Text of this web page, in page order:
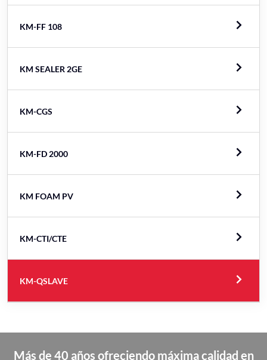
KM-FF 108
KM SEALER 2GE
KM-CGS
KM-FD 2000
KM FOAM PV
KM-CTI/CTE
KM-QSLAVE
Más de 40 años ofreciendo máxima calidad en